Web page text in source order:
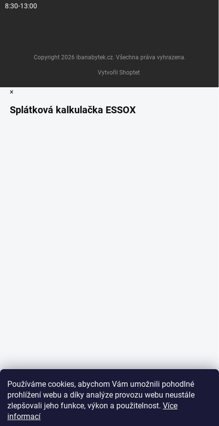
Používáme cookies, abychom Vám umožnili pohodlné
prohlížení webu a díky analýze provozu webu neustále
zlepšovali jeho funkce, výkon a použitelnost. Více
informací
8:30-13:00
Vytvořil Shoptet
Copyright 2026 ibanabytek.cz. Všechna práva vyhrazena.
×
Splátková kalkulačka ESSOX